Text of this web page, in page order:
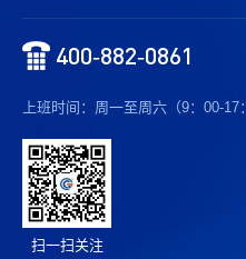
400-882-0861
上班时间：周一至周六（9：00-17
扫一扫关注